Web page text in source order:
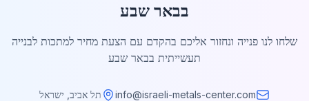
בבאר שבע
שלחו לנו פנייה ונחזור אליכם בהקדם עם הצעת מחיר למתכות לבנייה
תעשייתית בבאר שבע
info@israeli-metals-center.com תל אביב, ישראל